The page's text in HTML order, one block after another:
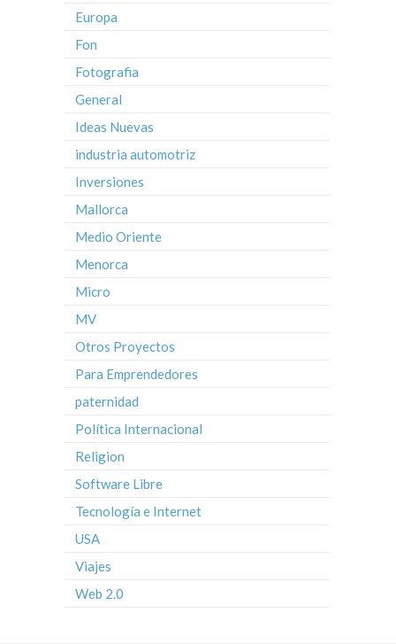
Europa
Fon
Fotografia
General
Ideas Nuevas
industria automotriz
Inversiones
Mallorca
Medio Oriente
Menorca
Micro
MV
Otros Proyectos
Para Emprendedores
paternidad
Política Internacional
Religion
Software Libre
Tecnología e Internet
USA
Viajes
Web 2.0